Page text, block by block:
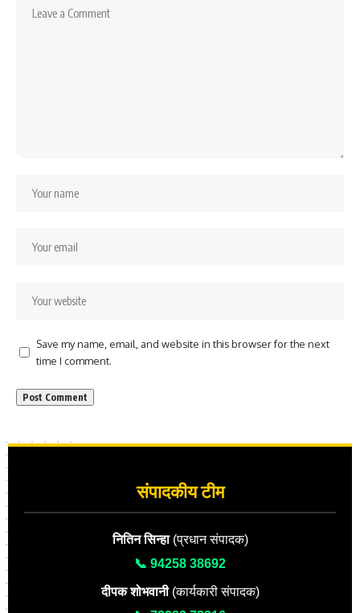
Save my name, email, and website in this browser for the next
time I comment.
संपादकीय टीम
नितिन सिन्हा(प्रधान संपादक)
📞 94258 38692
दीपक शोभवानी(कार्यकारी संपादक)